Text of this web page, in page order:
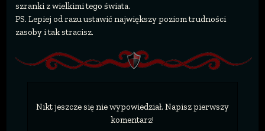
szranki z wielkimi tego świata.
PS. Lepiej od razu ustawić największy poziom trudności
zasoby i tak stracisz.
Nikt jeszcze się nie wypowiedział. Napisz pierwszy
komentarz!